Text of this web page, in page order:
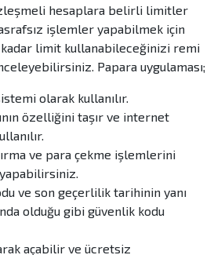
hesaplara belirli limitler
işlemler yapabilmek için
kadar limit kullanabileceğinizi remi
Papara uygulaması;
olarak kullanılır.
özelliğini taşır ve internet
ve para çekme işlemlerini
ve son geçerlilik tarihinin yanı
olduğu gibi güvenlik kodu
açabilir ve ücretsiz